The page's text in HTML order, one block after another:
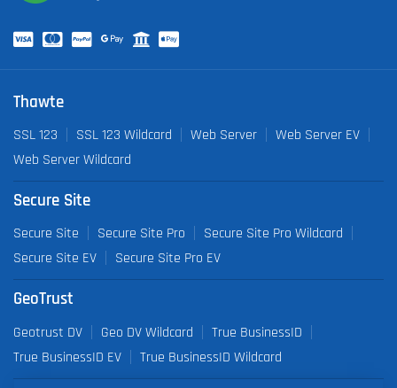
Thawte
SSL 123 SSL 123 Wildcard Web Server
Web Server EV
Web Server Wildcard
Secure Site
Secure Site Secure Site Pro
Secure Site Pro Wildcard
Secure Site EV
Secure Site Pro EV
GeoTrust
Geotrust DV Geo DV Wildcard
True BusinessID
True BusinessID EV
True BusinessID Wildcard